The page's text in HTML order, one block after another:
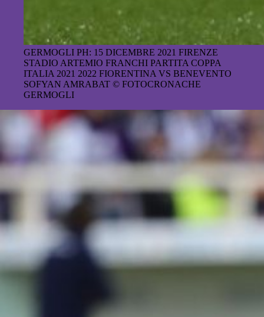
GERMOGLI PH: 15 DICEMBRE 2021 FIRENZE
STADIO ARTEMIO FRANCHI PARTITA COPPA
ITALIA 2021 2022 FIORENTINA VS BENEVENTO
SOFYAN AMRABAT © FOTOCRONACHE
GERMOGLI